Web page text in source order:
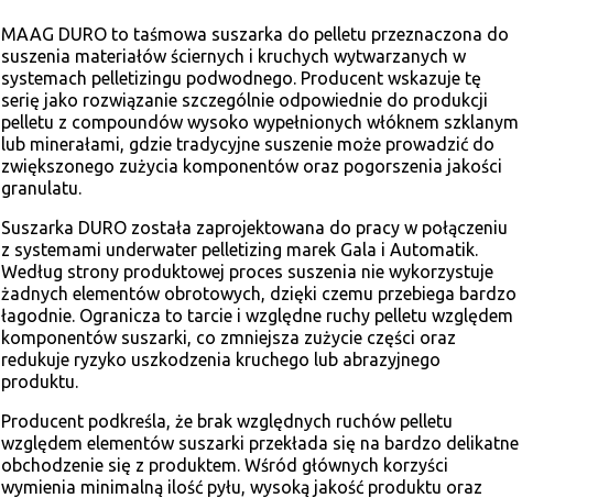
MAAG DURO to taśmowa suszarka do pelletu przeznaczona do
suszenia materiałów ściernych i kruchych wytwarzanych w
systemach pelletizingu podwodnego. Producent wskazuje tę
serię jako rozwiązanie szczególnie odpowiednie do produkcji
pelletu z compoundów wysoko wypełnionych włóknem szklanym
lub minerałami, gdzie tradycyjne suszenie może prowadzić do
zwiększonego zużycia komponentów oraz pogorszenia jakości
granulatu.
Suszarka DURO została zaprojektowana do pracy w połączeniu
z systemami underwater pelletizing marek Gala i Automatik.
Według strony produktowej proces suszenia nie wykorzystuje
żadnych elementów obrotowych, dzięki czemu przebiega bardzo
łagodnie. Ogranicza to tarcie i względne ruchy pelletu względem
komponentów suszarki, co zmniejsza zużycie części oraz
redukuje ryzyko uszkodzenia kruchego lub abrazyjnego
produktu.
Producent podkreśla, że brak względnych ruchów pelletu
względem elementów suszarki przekłada się na bardzo delikatne
obchodzenie się z produktem. Wśród głównych korzyści
wymienia minimalną ilość pyłu, wysoką jakość produktu oraz